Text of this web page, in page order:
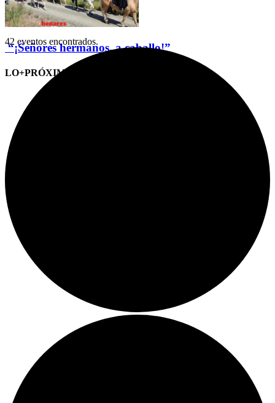
“¡Señores hermanos, a caballo!”
LO+PRÓXIMO (CITAS)
42 eventos encontrados.